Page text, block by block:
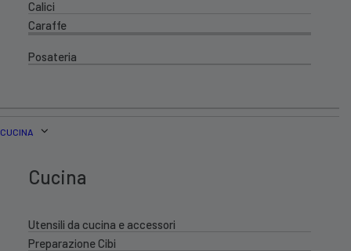
Calici
Caraffe
Posateria
CUCINA
Cucina
Utensili da cucina e accessori
Preparazione Cibi